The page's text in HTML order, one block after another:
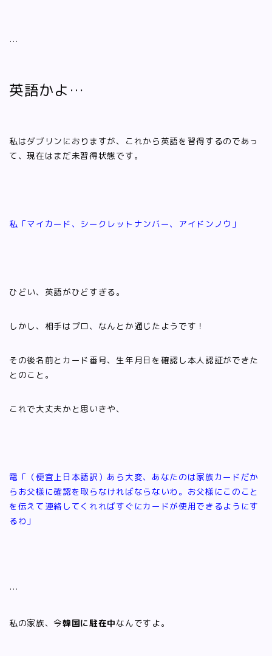
…
英語かよ…
私はダブリンにおりますが、これから英語を習得するのであっ
て、現在はまだ未習得状態です。
私「マイカード、シークレットナンバー、アイドンノウ」
ひどい、英語がひどすぎる。
しかし、相手はプロ、なんとか通じたようです！
その後名前とカード番号、生年月日を確認し本人認証ができた
とのこと。
これで大丈夫かと思いきや、
電「（便宜上日本語訳）あら大変、あなたのは家族カードだか
らお父様に確認を取らなければならないわ。お父様にこのこと
を伝えて連絡してくれればすぐにカードが使用できるようにす
るわ」
…
私の家族、今韓国に駐在中なんですよ。